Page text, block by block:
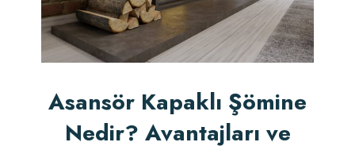
Asansör Kapaklı Şömine
Nedir? Avantajları ve